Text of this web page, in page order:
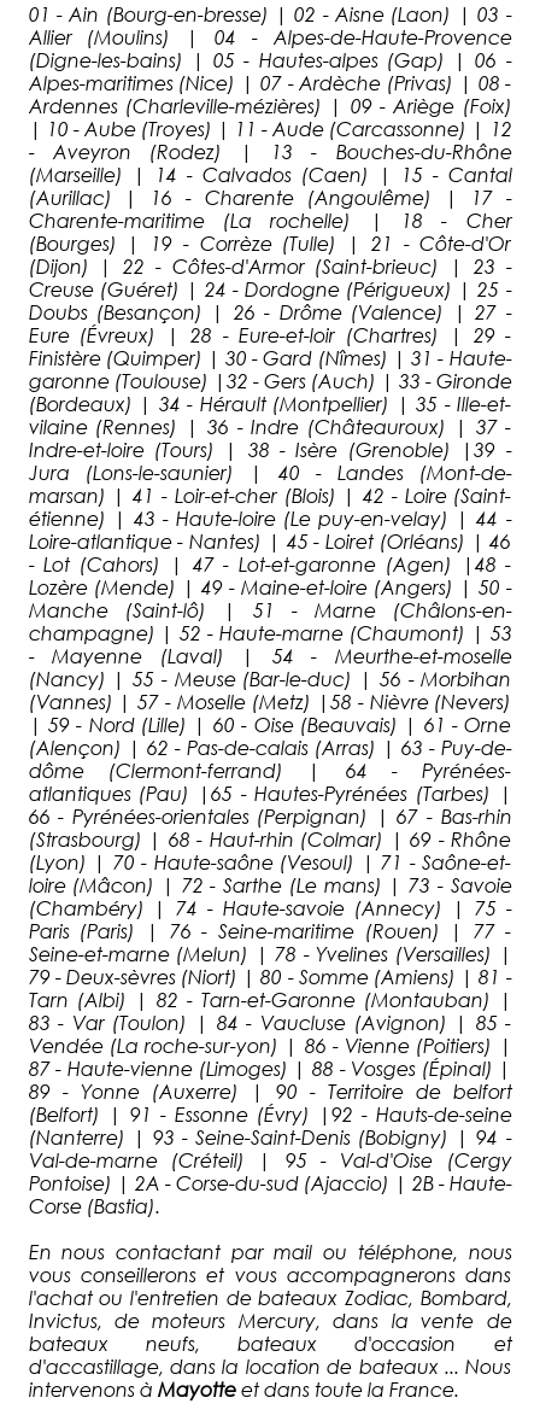
01 - Ain (Bourg-en-bresse) | 02 - Aisne (Laon) | 03 -
Allier (Moulins) | 04 - Alpes-de-Haute-Provence
(Digne-les-bains) | 05 - Hautes-alpes (Gap) | 06 -
Alpes-maritimes (Nice) | 07 - Ardèche (Privas) | 08 -
Ardennes (Charleville-mézières) | 09 - Ariège (Foix)
| 10 - Aube (Troyes) | 11 - Aude (Carcassonne) | 12
- Aveyron (Rodez) | 13 - Bouches-du-Rhône
(Marseille) | 14 - Calvados (Caen) | 15 - Cantal
(Aurillac) | 16 - Charente (Angoulême) | 17 -
Charente-maritime (La rochelle) | 18 - Cher
(Bourges) | 19 - Corrèze (Tulle) | 21 - Côte-d'Or
(Dijon) | 22 - Côtes-d'Armor (Saint-brieuc) | 23 -
Creuse (Guéret) | 24 - Dordogne (Périgueux) | 25 -
Doubs (Besançon) | 26 - Drôme (Valence) | 27 -
Eure (Évreux) | 28 - Eure-et-loir (Chartres) | 29 -
Finistère (Quimper) | 30 - Gard (Nîmes) | 31 - Haute-
garonne (Toulouse) |32 - Gers (Auch) | 33 - Gironde
(Bordeaux) | 34 - Hérault (Montpellier) | 35 - Ille-et-
vilaine (Rennes) | 36 - Indre (Châteauroux) | 37 -
Indre-et-loire (Tours) | 38 - Isère (Grenoble) |39 -
Jura (Lons-le-saunier) | 40 - Landes (Mont-de-
marsan) | 41 - Loir-et-cher (Blois) | 42 - Loire (Saint-
étienne) | 43 - Haute-loire (Le puy-en-velay) | 44 -
Loire-atlantique - Nantes) | 45 - Loiret (Orléans) | 46
- Lot (Cahors) | 47 - Lot-et-garonne (Agen) |48 -
Lozère (Mende) | 49 - Maine-et-loire (Angers) | 50 -
Manche (Saint-lô) | 51 - Marne (Châlons-en-
champagne) | 52 - Haute-marne (Chaumont) | 53
- Mayenne (Laval) | 54 - Meurthe-et-moselle
(Nancy) | 55 - Meuse (Bar-le-duc) | 56 - Morbihan
(Vannes) | 57 - Moselle (Metz) |58 - Nièvre (Nevers)
| 59 - Nord (Lille) | 60 - Oise (Beauvais) | 61 - Orne
(Alençon) | 62 - Pas-de-calais (Arras) | 63 - Puy-de-
dôme (Clermont-ferrand) | 64 - Pyrénées-
atlantiques (Pau) |65 - Hautes-Pyrénées (Tarbes) |
66 - Pyrénées-orientales (Perpignan) | 67 - Bas-rhin
(Strasbourg) | 68 - Haut-rhin (Colmar) | 69 - Rhône
(Lyon) | 70 - Haute-saône (Vesoul) | 71 - Saône-et-
loire (Mâcon) | 72 - Sarthe (Le mans) | 73 - Savoie
(Chambéry) | 74 - Haute-savoie (Annecy) | 75 -
Paris (Paris) | 76 - Seine-maritime (Rouen) | 77 -
Seine-et-marne (Melun) | 78 - Yvelines (Versailles) |
79 - Deux-sèvres (Niort) | 80 - Somme (Amiens) | 81 -
Tarn (Albi) | 82 - Tarn-et-Garonne (Montauban) |
83 - Var (Toulon) | 84 - Vaucluse (Avignon) | 85 -
Vendée (La roche-sur-yon) | 86 - Vienne (Poitiers) |
87 - Haute-vienne (Limoges) | 88 - Vosges (Épinal) |
89 - Yonne (Auxerre) | 90 - Territoire de belfort
(Belfort) | 91 - Essonne (Évry) |92 - Hauts-de-seine
(Nanterre) | 93 - Seine-Saint-Denis (Bobigny) | 94 -
Val-de-marne (Créteil) | 95 - Val-d'Oise (Cergy
Pontoise) | 2A - Corse-du-sud (Ajaccio) | 2B - Haute-
Corse (Bastia).
En nous contactant par mail ou téléphone, nous
vous conseillerons et vous accompagnerons dans
l'achat ou l'entretien de bateaux Zodiac, Bombard,
Invictus, de moteurs Mercury, dans la vente de
bateaux neufs, bateaux d'occasion et
d'accastillage, dans la location de bateaux ... Nous
intervenons à Mayotte et dans toute la France.